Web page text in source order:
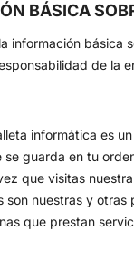
BÁSICA
información básica
de la
informática es
se guarda en tu
que visitas
son nuestras y otras
que prestan